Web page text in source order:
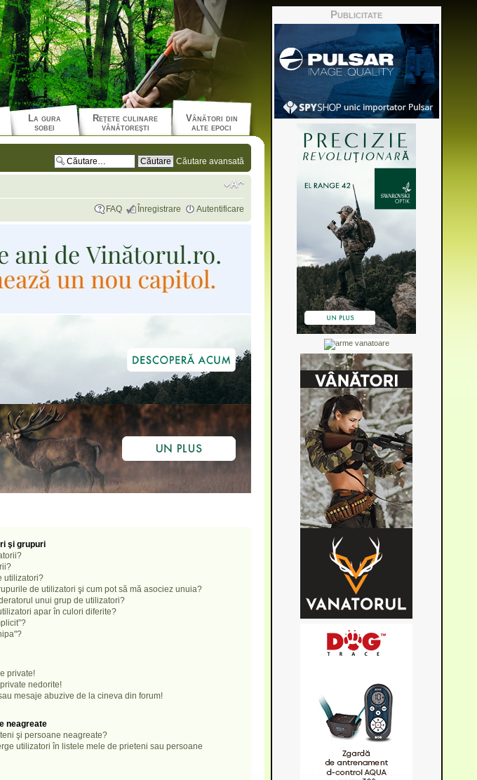
La gura
sobei
Reţete culinare
vânătoreşti
Vânători din
alte epoci
Căutare avansată
FAQ Înregistrare Autentificare
şi grupuri
utilizatori?
de utilizatori şi cum pot să mă asociez unuia?
unui grup de utilizatori?
apar în culori diferite?
private!
nedorite!
mesaje abuzive de la cineva din forum!
neagreate
şi persoane neagreate?
utilizatori în listele mele de prieteni sau persoane
Publicitate